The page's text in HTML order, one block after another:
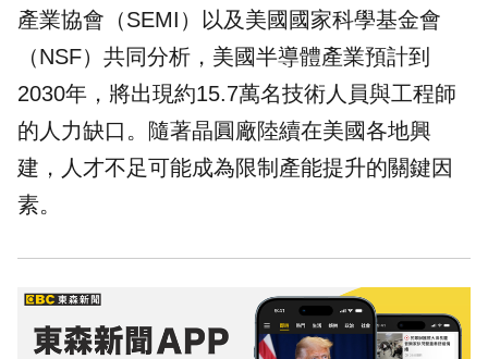
產業協會（SEMI）以及美國國家科學基金會
（NSF）共同分析，美國半導體產業預計到
2030年，將出現約15.7萬名技術人員與工程師
的人力缺口。隨著晶圓廠陸續在美國各地興
建，人才不足可能成為限制產能提升的關鍵因
素。